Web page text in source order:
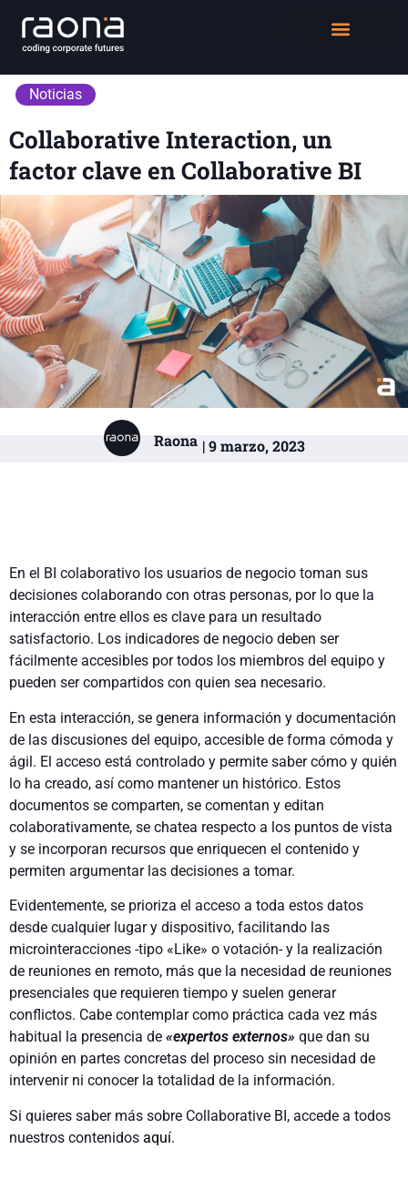
Noticias
Collaborative Interaction, un
factor clave en Collaborative BI
Raona | 9 marzo, 2023
En el BI colaborativo los usuarios de negocio toman sus
decisiones colaborando con otras personas, por lo que la
interacción entre ellos es clave para un resultado
satisfactorio. Los indicadores de negocio deben ser
fácilmente accesibles por todos los miembros del equipo y
pueden ser compartidos con quien sea necesario.
En esta interacción, se genera información y documentación
de las discusiones del equipo, accesible de forma cómoda y
ágil. El acceso está controlado y permite saber cómo y quién
lo ha creado, así como mantener un histórico. Estos
documentos se comparten, se comentan y editan
colaborativamente, se chatea respecto a los puntos de vista
y se incorporan recursos que enriquecen el contenido y
permiten argumentar las decisiones a tomar.
Evidentemente, se prioriza el acceso a toda estos datos
desde cualquier lugar y dispositivo, facilitando las
microinteracciones -tipo «Like» o votación- y la realización
de reuniones en remoto, más que la necesidad de reuniones
presenciales que requieren tiempo y suelen generar
conflictos. Cabe contemplar como práctica cada vez más
habitual la presencia de «expertos externos» que dan su
opinión en partes concretas del proceso sin necesidad de
intervenir ni conocer la totalidad de la información.
Si quieres saber más sobre Collaborative BI, accede a todos
nuestros contenidos aquí.